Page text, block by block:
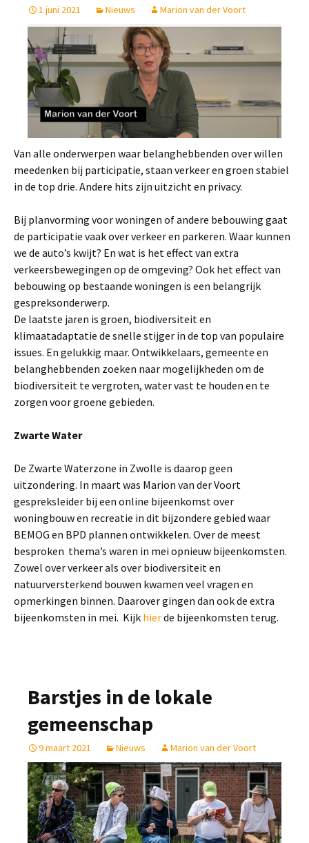
1 juni 2021 Nieuws Marion van der Voort
Van alle onderwerpen waar belanghebbenden over willen
meedenken bij participatie, staan verkeer en groen stabiel
in de top drie. Andere hits zijn uitzicht en privacy.
Bij planvorming voor woningen of andere bebouwing gaat
de participatie vaak over verkeer en parkeren. Waar kunnen
we de auto’s kwijt? En wat is het effect van extra
verkeersbewegingen op de omgeving? Ook het effect van
bebouwing op bestaande woningen is een belangrijk
gespreksonderwerp.
De laatste jaren is groen, biodiversiteit en
klimaatadaptatie de snelle stijger in de top van populaire
issues. En gelukkig maar. Ontwikkelaars, gemeente en
belanghebbenden zoeken naar mogelijkheden om de
biodiversiteit te vergroten, water vast te houden en te
zorgen voor groene gebieden.
Zwarte Water
De Zwarte Waterzone in Zwolle is daarop geen
uitzondering. In maart was Marion van der Voort
gespreksleider bij een online bijeenkomst over
woningbouw en recreatie in dit bijzondere gebied waar
BEMOG en BPD plannen ontwikkelen. Over de meest
besproken thema’s waren in mei opnieuw bijeenkomsten.
Zowel over verkeer als over biodiversiteit en
natuurversterkend bouwen kwamen veel vragen en
opmerkingen binnen. Daarover gingen dan ook de extra
bijeenkomsten in mei. Kijk hierde bijeenkomsten terug.
Barstjes in de lokale
gemeenschap
9 maart 2021 Nieuws Marion van der Voort